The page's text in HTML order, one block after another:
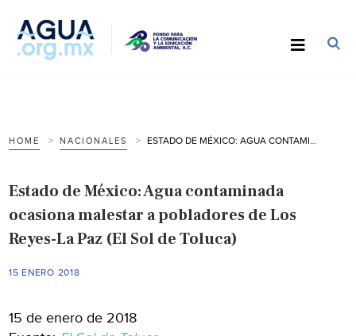
HOME NACIONALES
Estado de México: Agua contaminada
ocasiona malestar a pobladores de Los
Reyes-La Paz (El Sol de Toluca)
15 ENERO 2018
15 de enero de 2018